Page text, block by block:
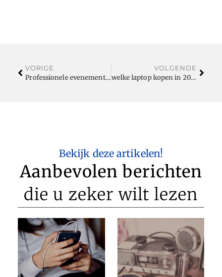
VORIGE
Professionele evenementenfotografie
VOLGENDE
welke laptop kopen in 2023?
Bekijk deze artikelen!
Aanbevolen berichten
die u zeker wilt lezen